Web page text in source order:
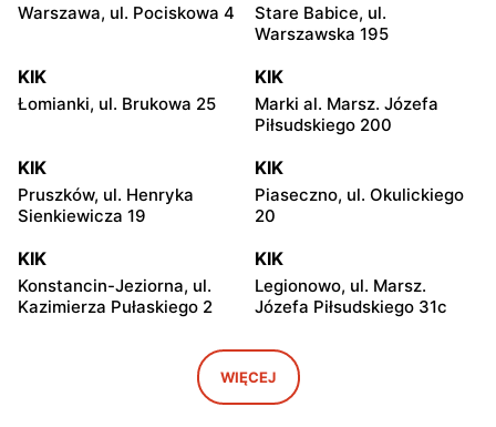
Warszawa, ul. Pociskowa 4
Stare Babice, ul.
Warszawska 195
KIK
Łomianki, ul. Brukowa 25
KIK
Marki al. Marsz. Józefa
Piłsudskiego 200
KIK
Pruszków, ul. Henryka
Sienkiewicza 19
KIK
Piaseczno, ul. Okulickiego
20
KIK
Konstancin-Jeziorna, ul.
Kazimierza Pułaskiego 2
KIK
Legionowo, ul. Marsz.
Józefa Piłsudskiego 31c
Radzymin al. Jana Pawła II
KIK
Wołomin, ul. Geodetów 2
WIĘCEJ